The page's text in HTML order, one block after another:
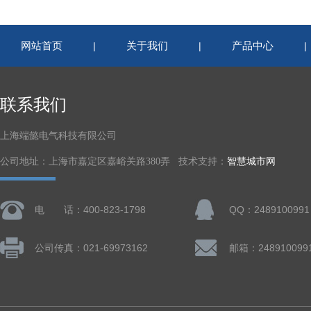
网站首页 | 关于我们 | 产品中心
联系我们
上海端懿电气科技有限公司
公司地址：上海市嘉定区嘉峪关路380弄 技术支持： 智慧城市网
电 话：400-823-1798 QQ：2489100991
公司传真：021-69973162 邮箱：